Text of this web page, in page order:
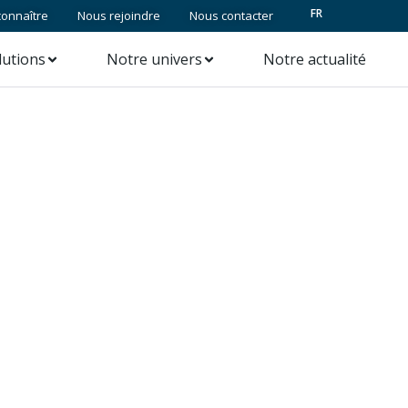
Nous rejoindre Nous contacter FR
Notre univers Notre actualité